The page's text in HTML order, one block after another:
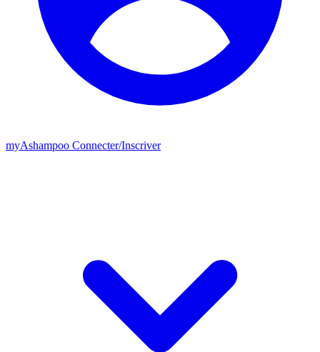
myAshampoo Connecter/Inscriver